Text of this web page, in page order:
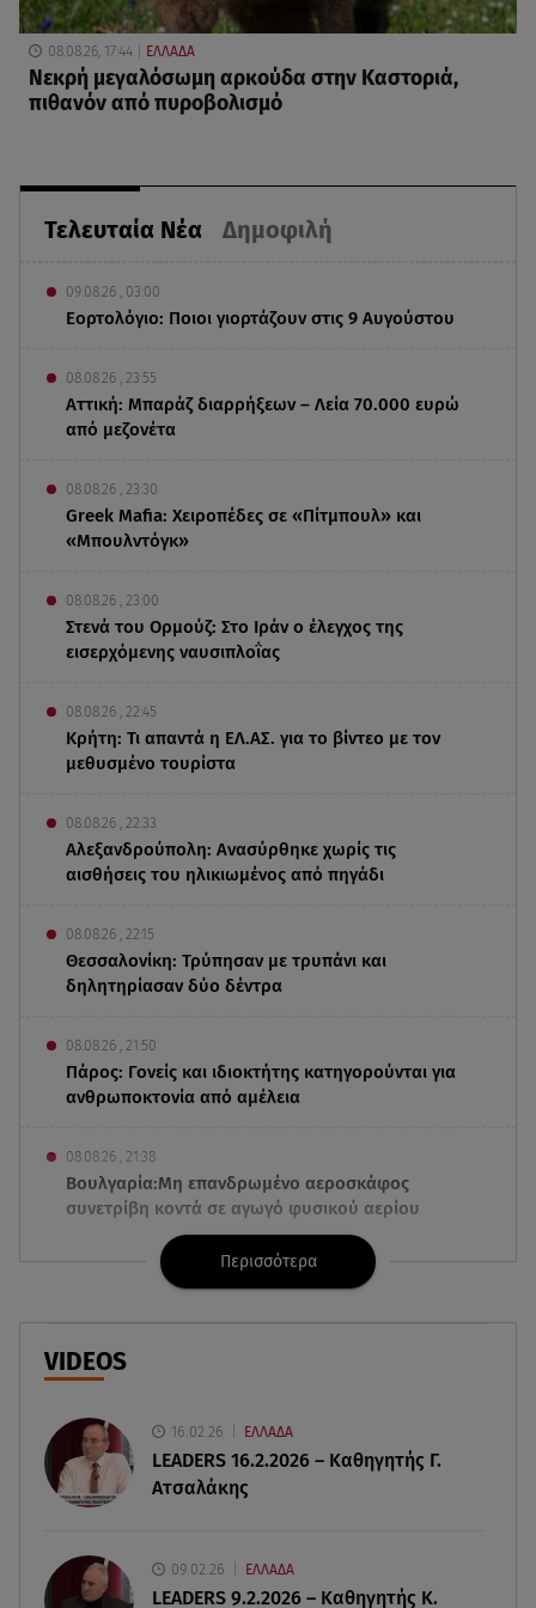
Τελευταία Νέα Δημοφιλή
09.08.26 , 03:00
Εορτολόγιο: Ποιοι γιορτάζουν στις 9 Αυγούστου
08.08.26 , 23:55
Αττική: Μπαράζ διαρρήξεων – Λεία 70.000 ευρώ
από μεζονέτα
08.08.26 , 23:30
Greek Mafia: Χειροπέδες σε «Πίτμπουλ» και
«Μπουλντόγκ»
08.08.26 , 23:00
Στενά του Ορμούζ: Στο Ιράν ο έλεγχος της
εισερχόμενης ναυσιπλοΐας
08.08.26 , 22:45
Κρήτη: Τι απαντά η ΕΛ.ΑΣ. για το βίντεο με τον
μεθυσμένο τουρίστα
08.08.26 , 22:33
Αλεξανδρούπολη: Ανασύρθηκε χωρίς τις
αισθήσεις του ηλικιωμένος από πηγάδι
08.08.26 , 22:15
Θεσσαλονίκη: Τρύπησαν με τρυπάνι και
δηλητηρίασαν δύο δέντρα
08.08.26 , 21:50
Πάρος: Γονείς και ιδιοκτήτης κατηγορούνται για
ανθρωποκτονία από αμέλεια
08.08.26 , 21:38
Βουλγαρία:Μη επανδρωμένο αεροσκάφος
συνετρίβη κοντά σε αγωγό φυσικού αερίου
08.08.26 , 21:32
Φωτιά στην Αττικοβοιωτία: Ενέργεια ίση με έξι
ατομικές βόμβες
08.08.26 , 21:20
από τη νέα συμμαχία
08.08.26 , 19:19
08.08.26 , 18:51
Περισσότερα
VIDEOS
16.02.26 ΕΛΛΑΔΑ
LEADERS 16.2.2026 – Καθηγητής Γ.
Ατσαλάκης
09.02.26 ΕΛΛΑΔΑ
LEADERS 9.2.2026 – Καθηγητής Κ.
08.08.26, 17:44 ΕΛΛΑΔΑ
Νεκρή μεγαλόσωμη αρκούδα στην Καστοριά,
πιθανόν από πυροβολισμό